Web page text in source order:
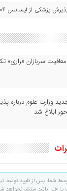
از لیسانس ۱۴۰۴ آغاز شد
سربازان فراری»
وزارت علوم درباره
ابلاغ شد
شما، پس از تایید توسط